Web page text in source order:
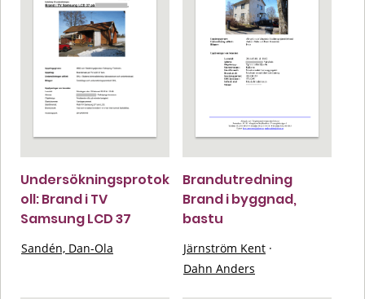
Undersökningsprotok
oll: Brand i TV
Samsung LCD 37
Sandén, Dan-Ola
Brandutredning
Brand i byggnad,
bastu
Järnström Kent ·
Dahn Anders